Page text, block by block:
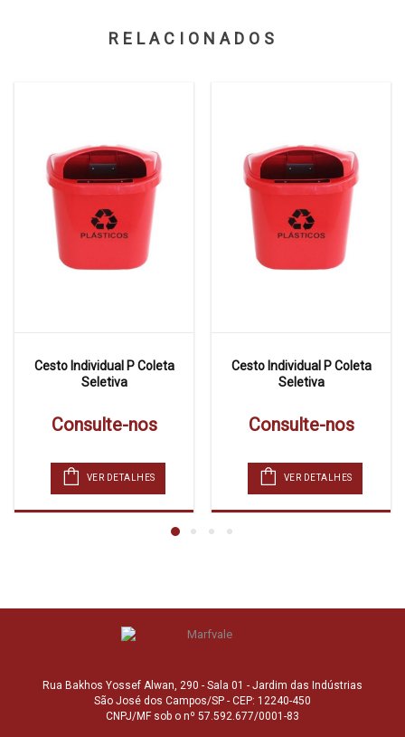
RELACIONADOS
Cesto Individual P Coleta
Seletiva
Consulte-nos
VER DETALHES
Cesto Individual P Coleta
Seletiva
Consulte-nos
VER DETALHES
Rua Bakhos Yossef Alwan, 290 - Sala 01 - Jardim das Indústrias
São José dos Campos/SP - CEP: 12240-450
CNPJ/MF sob o nº 57.592.677/0001-83